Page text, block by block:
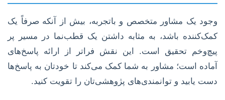
وجود یک مشاور متخصص و باتجربه، بیش از آنکه صرفاً یک
کمک‌کننده باشد، به مثابه داشتن یک قطب‌نما در مسیر پر
پیچ‌وخم تحقیق است. این نقش فراتر از ارائه پاسخ‌های
آماده است؛ مشاور به شما کمک می‌کند تا خودتان به پاسخ‌ها
دست یابید و توانمندی‌های پژوهشی‌تان را تقویت کنید.